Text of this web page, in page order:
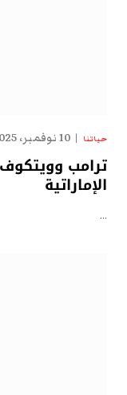
حياتنا 10 نوفمبر، 2025
ترامب
الإماراتية
…